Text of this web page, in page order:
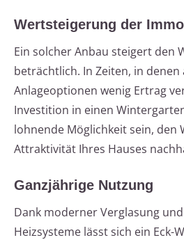
Wertsteigerung der
Ein solcher Anbau steigert den
beträchtlich. In Zeiten, in
Anlageoptionen wenig Ertrag
Investition in einen
lohnende Möglichkeit sein, den
Attraktivität Ihres Hauses
Ganzjährige Nutzung
Dank moderner Verglasung
Heizsysteme lässt sich ein Eck-